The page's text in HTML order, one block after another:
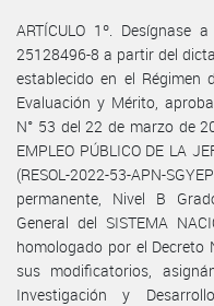
ARTÍCULO 1º. Desígnase
25128496-8 a partir del
establecido en el
Evaluación y Mérito,
N° 53 del 22 de marzo de
EMPLEO PÚBLICO DE LA
(RESOL-2022-53-APN-
permanente, Nivel B
General del SISTEMA
homologado por el Decreto
sus modificatorios,
Investigación y